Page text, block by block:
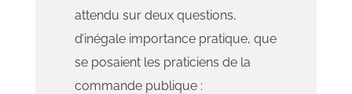
attendu sur deux questions,
d’inégale importance pratique, que
se posaient les praticiens de la
commande publique :